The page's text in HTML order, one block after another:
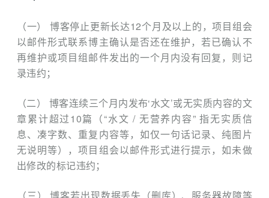
（一） 博客停止更新长达12个月及以上的，项目组会
以邮件形式联系博主确认是否还在维护，若已确认不
再维护或项目组邮件发出的一个月内没有回复，则记
录违约；
（二） 博客连续三个月内发布‘水文’或无实质内容的文
章累计超过10篇（“水文 / 无营养内容” 指无实质信
息、凑字数、重复内容等，如仅一句话记录、纯图片
无说明等），项目组会以邮件形式进行提示，如未做
出修改的标记违约；
（三） 博客若出现数据丢失（删库）、服务器故障等